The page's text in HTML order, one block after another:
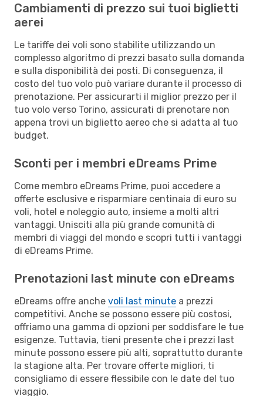
Cambiamenti di prezzo sui tuoi biglietti
aerei
Le tariffe dei voli sono stabilite utilizzando un
complesso algoritmo di prezzi basato sulla domanda
e sulla disponibilità dei posti. Di conseguenza, il
costo del tuo volo può variare durante il processo di
prenotazione. Per assicurarti il miglior prezzo per il
tuo volo verso Torino, assicurati di prenotare non
appena trovi un biglietto aereo che si adatta al tuo
budget.
Sconti per i membri eDreams Prime
Come membro eDreams Prime, puoi accedere a
offerte esclusive e risparmiare centinaia di euro su
voli, hotel e noleggio auto, insieme a molti altri
vantaggi. Unisciti alla più grande comunità di
membri di viaggi del mondo e scopri tutti i vantaggi
di eDreams Prime.
Prenotazioni last minute con eDreams
eDreams offre anche voli last minute a prezzi
competitivi. Anche se possono essere più costosi,
offriamo una gamma di opzioni per soddisfare le tue
esigenze. Tuttavia, tieni presente che i prezzi last
minute possono essere più alti, soprattutto durante
la stagione alta. Per trovare offerte migliori, ti
consigliamo di essere flessibile con le date del tuo
viaggio.